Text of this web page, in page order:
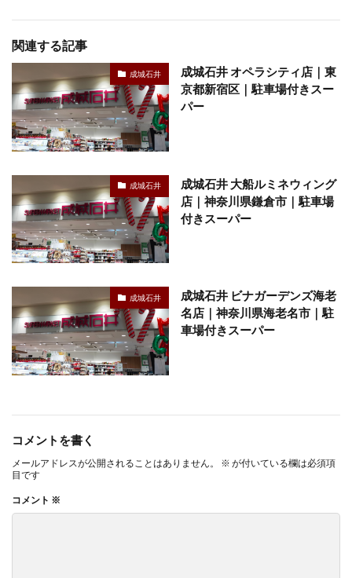
関連する記事
成城石井
成城石井 オペラシティ店｜東
京都新宿区｜駐車場付きスー
パー
成城石井
成城石井 大船ルミネウィング
店｜神奈川県鎌倉市｜駐車場
付きスーパー
成城石井
成城石井 ビナガーデンズ海老
名店｜神奈川県海老名市｜駐
車場付きスーパー
コメントを書く
メールアドレスが公開されることはありません。 ※ が付いている欄は必須項
目です
コメント ※